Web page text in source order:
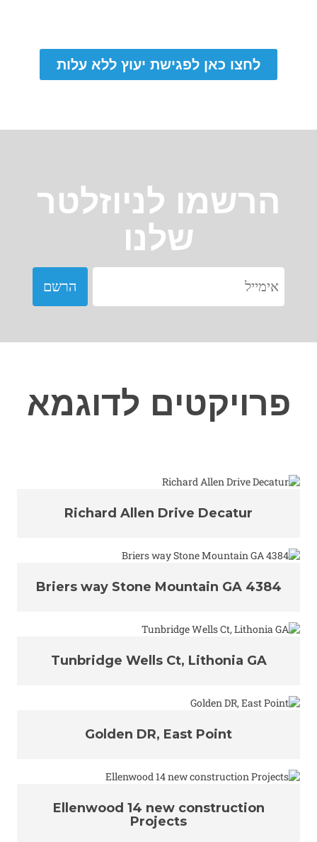
לחצו כאן לפגישת יעוץ ללא עלות
הרשמו לניוזלטר
שלנו
פרויקטים לדוגמא
Richard Allen Drive Decatur
4384 Briers way Stone Mountain GA
Tunbridge Wells Ct, Lithonia GA
Golden DR, East Point
Ellenwood 14 new construction
Projects